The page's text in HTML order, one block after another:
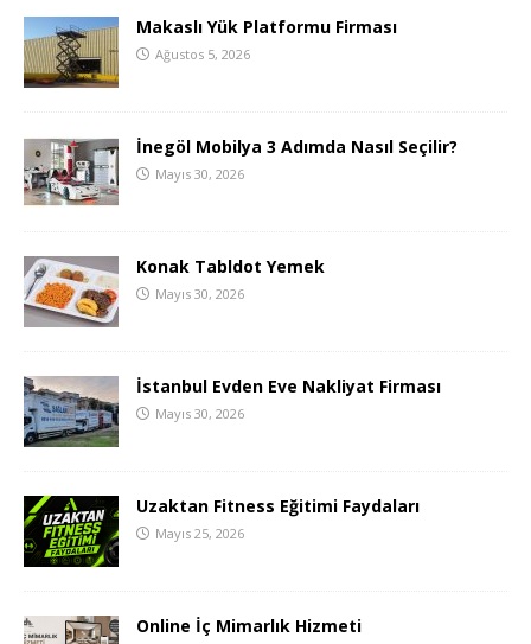
Makaslı Yük Platformu Firması
Ağustos 5, 2026
İnegöl Mobilya 3 Adımda Nasıl Seçilir?
Mayıs 30, 2026
Konak Tabldot Yemek
Mayıs 30, 2026
İstanbul Evden Eve Nakliyat Firması
Mayıs 30, 2026
Uzaktan Fitness Eğitimi Faydaları
Mayıs 25, 2026
Online İç Mimarlık Hizmeti